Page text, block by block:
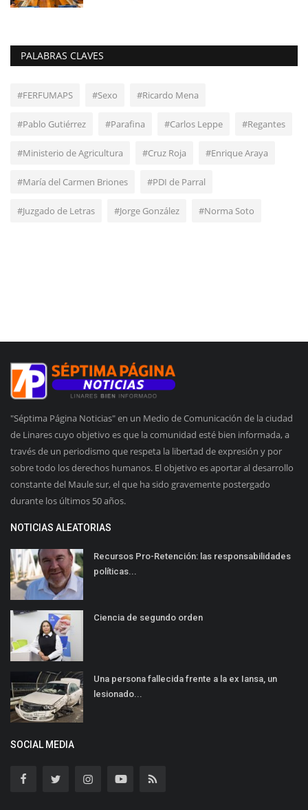
PALABRAS CLAVES
#FERFUMAPS #Sexo #Ricardo Mena
#Pablo Gutiérrez #Parafina #Carlos Leppe #Regantes
#Ministerio de Agricultura #Cruz Roja #Enrique Araya
#María del Carmen Briones #PDI de Parral
#Juzgado de Letras #Jorge González #Norma Soto
"Séptima Página Noticias" en un Medio de Comunicación de la ciudad
de Linares cuyo objetivo es que la comunidad esté bien informada, a
través de un periodismo que respeta la libertad de expresión y por
sobre todo los derechos humanos. El objetivo es aportar al desarrollo
constante del Maule sur, el que ha sido gravemente postergado
durante los últimos 50 años.
NOTICIAS ALEATORIAS
Recursos Pro-Retención: las responsabilidades
políticas...
Ciencia de segundo orden
Una persona fallecida frente a la ex Iansa, un
lesionado...
SOCIAL MEDIA